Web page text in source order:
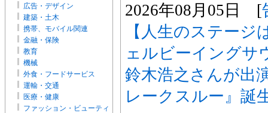
広告・デザイン
建築・土木
携帯、モバイル関連
金融・保険
教育
機械
外食・フードサービス
運輸・交通
医療・健康
ファッション・ビューティ
2026年08月05日 [
【人生のステー
ェルビーイングサ
鈴木浩之さんが出
レークスルー』誕